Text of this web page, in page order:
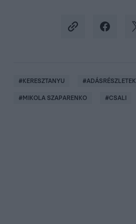
#KERESZTANYU #ADÁSRÉSZLETEK
#MIKOLA SZAPARENKO #CSALI